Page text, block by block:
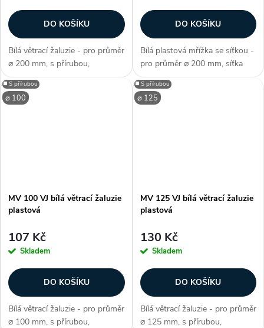
DO KOŠÍKU
Bílá větrací žaluzie - pro průměr
⌀ 200 mm, s přírubou,
elegantní minimalistické
zpracovní, snadná instalace,
odolná proti UV záření,
DO KOŠÍKU
Bílá plastová mřížka se síťkou -
pro průměr ⌀ 200 mm, síťka
proti hmyzu, s přírubou, pevné
manuálně sklopitelné žaluzie,
pro vnitřní i vnější montáž,
⌀ 100
◼️ S přírubou
MV 100 VJ bílá větrací žaluzie
plastová
107 Kč
Skladem
DO KOŠÍKU
Bílá větrací žaluzie - pro průměr
⌀ 100 mm, s přírubou,
⌀ 125
◼️ S přírubou
MV 125 VJ bílá větrací žaluzie
plastová
130 Kč
Skladem
DO KOŠÍKU
Bílá větrací žaluzie - pro průměr
⌀ 125 mm, s přírubou,